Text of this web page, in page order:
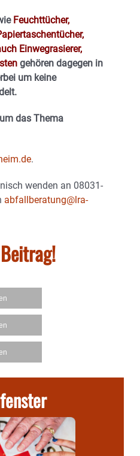
Feuchttücher,
Einwegrasierer,
gehören dagegen in
um keine
das Thema
.
wenden an 08031-
abfallberatung@lra-